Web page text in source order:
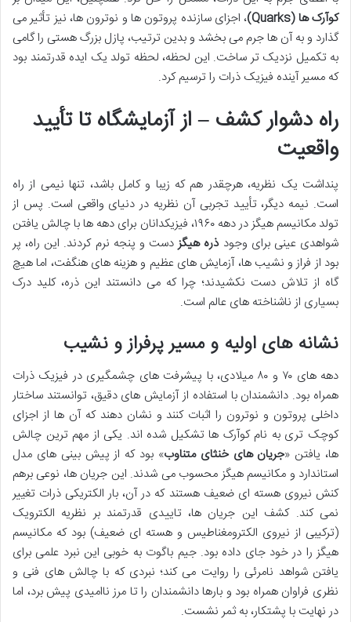
کوآرک ها (Quarks)
، اجزای سازنده پروتون ها و نوترون ها، نیز تأثیر می
گذارد و به آن ها جرم می بخشد و بدین ترتیب، پازل بزرگ هستی را گامی
به تکمیل نزدیک تر ساخت. این لحظه، لحظه تولد یک ایده قدرتمند بود
که مسیر آینده فیزیک ذرات را ترسیم کرد.
راه دشوار کشف – از آزمایشگاه تا تأیید
واقعیت
پنداشت یک نظریه، هرچقدر هم که زیبا و کامل باشد، تنها نیمی از راه
است. نیمه دیگر، تأیید تجربی آن نظریه در دنیای واقعی است. پس از
تولد مکانیسم هیگز در دهه ۱۹۶۰، فیزیکدانان برای دهه ها با چالش یافتن
شواهدی عینی برای وجودذره هیگزدست و پنجه نرم کردند. این راه، پر
بود از فراز و نشیب ها، آزمایش های عظیم و هزینه های هنگفت، اما هیچ
گاه از تلاش دست نکشیدند؛ چرا که می دانستند این ذره، کلید درک
بسیاری از ناشناخته های عالم است.
نشانه های اولیه و مسیر پرفراز و نشیب
دهه های ۷۰ و ۸۰ میلادی، با پیشرفت های چشمگیری در فیزیک ذرات
همراه بود. دانشمندان با استفاده از آزمایش های دقیق، توانستند ساختار
داخلی پروتون و نوترون را اثبات کنند و نشان دهند که آن ها از اجزای
کوچک تری به نام کوآرک ها تشکیل شده اند. یکی از مهم ترین چالش
ها، یافتن «جریان های خنثای متناوب» بود که از پیش بینی های مدل
استاندارد و مکانیسم هیگز محسوب می شدند. این جریان ها، نوعی برهم
کنش نیروی هسته ای ضعیف هستند که در آن، بار الکتریکی ذرات تغییر
نمی کند. کشف این جریان ها، تاییدی قدرتمند بر نظریه الکترویک
(ترکیبی از نیروی الکترومغناطیس و هسته ای ضعیف) بود که مکانیسم
هیگز را در خود جای داده بود. جیم باگوت به خوبی این نبرد علمی برای
یافتن شواهد نامرئی را روایت می کند؛ نبردی که با چالش های فنی و
نظری فراوان همراه بود و بارها دانشمندان را تا مرز ناامیدی پیش برد، اما
در نهایت با پشتکار، به ثمر نشست.